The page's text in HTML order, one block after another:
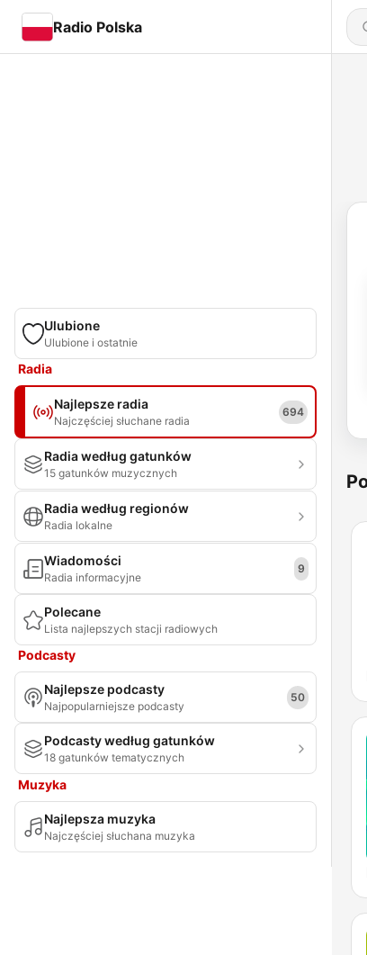
Radio Polska
Ulubione
Ulubione i ostatnie
Radia
Najlepsze radia
Najczęściej słuchane radia
694
Radia według gatunków
15 gatunków muzycznych
Radia według regionów
Radia lokalne
Wiadomości
Radia informacyjne
9
Polecane
Lista najlepszych stacji radiowych
Podcasty
Najlepsze podcasty
Najpopularniejsze podcasty
50
Podcasty według gatunków
18 gatunków tematycznych
Muzyka
Najlepsza muzyka
Najczęściej słuchana muzyka